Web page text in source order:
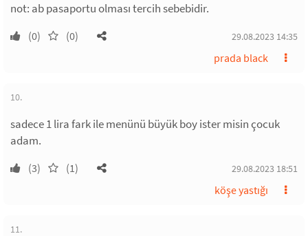
not: ab pasaportu olması tercih sebebidir.
(0) (0) 29.08.2023 14:35
prada black
10.
sadece 1 lira fark ile menünü büyük boy ister misin çocuk
adam.
(3) (1) 29.08.2023 18:51
köşe yastığı
11.